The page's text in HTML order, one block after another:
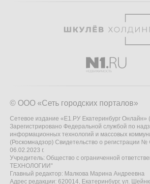
© ООО «Сеть городских порталов»
Сетевое издание «Е1.РУ Екатеринбург Онлайн»
Зарегистрировано Федеральной службой по
информационных технологий и массовых
(Роскомнадзор) Свидетельство о регистрации
06.02.2023 г.
Учредитель: Общество с ограниченной
ТЕХНОЛОГИИ"
Главный редактор: Малкова Марина Андреевна
Адрес редакции: 620014, Екатеринбург, ул.